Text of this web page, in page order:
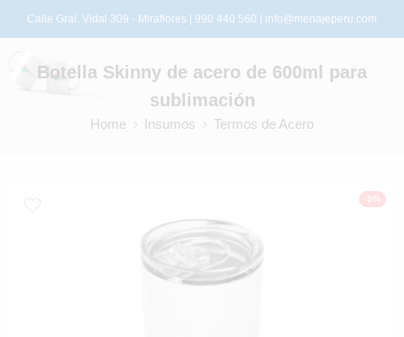
Calle Gral. Vidal 309 - Miraflores | 990 440 560 | info@menajeperu.com
Botella Skinny de acero de 600ml para
sublimación
Home Insumos Termos de Acero
-5%